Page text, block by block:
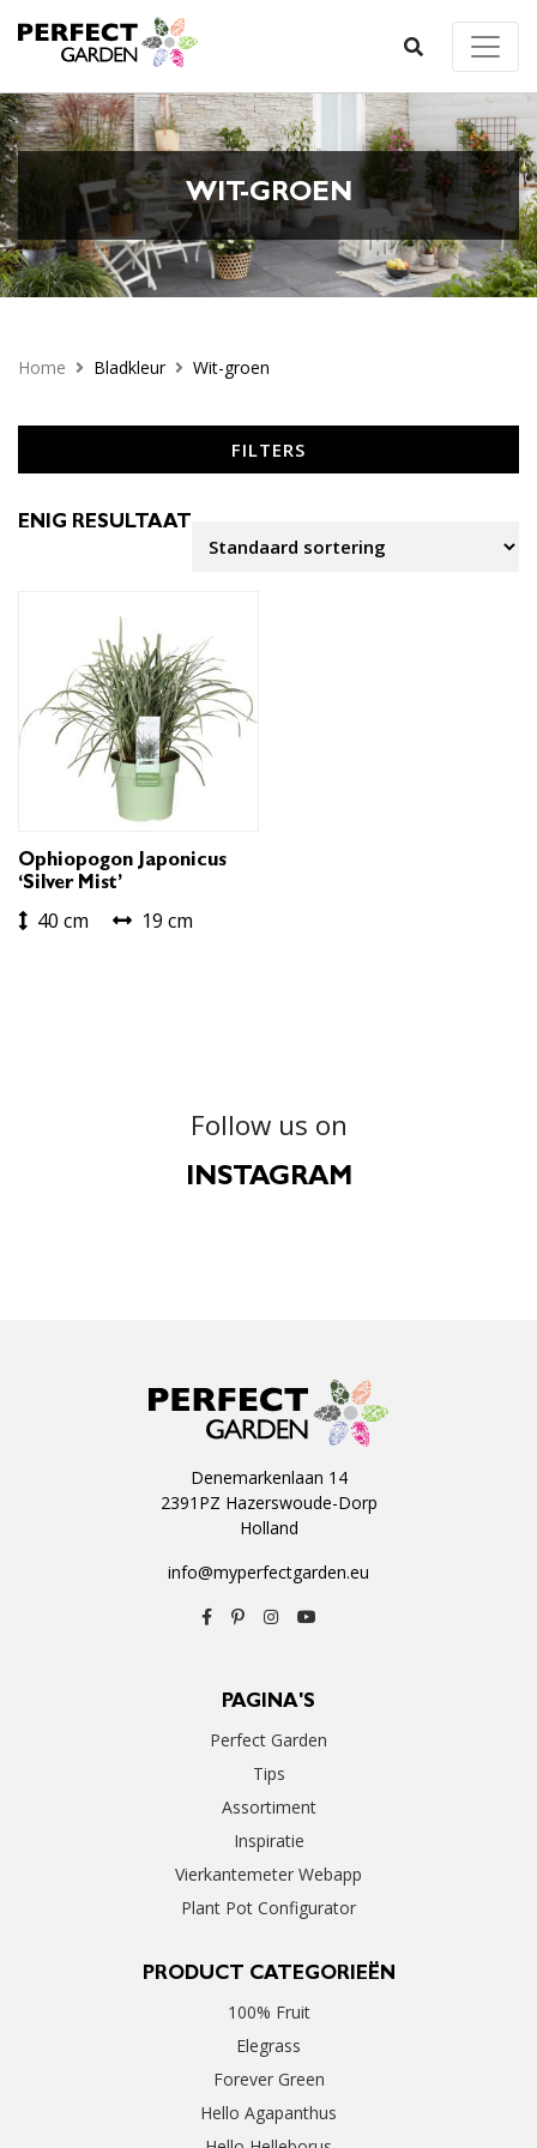
WIT-GROEN
Home Bladkleur Wit-groen
FILTERS
ENIG RESULTAAT
Ophiopogon Japonicus
‘Silver Mist’
40 cm 19 cm
Follow us on
INSTAGRAM
Denemarkenlaan 14
2391PZ Hazerswoude-Dorp
Holland
info@myperfectgarden.eu
PAGINA'S
Perfect Garden
Tips
Assortiment
Inspiratie
Vierkantemeter Webapp
Plant Pot Configurator
PRODUCT CATEGORIEËN
100% Fruit
Elegrass
Forever Green
Hello Agapanthus